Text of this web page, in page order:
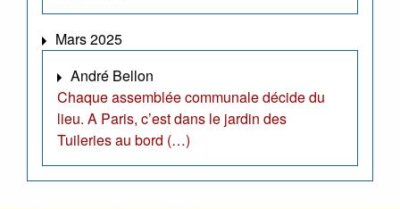
Mars 2025
André Bellon
Chaque assemblée communale décide du
lieu. A Paris, c’est dans le jardin des
Tuileries au bord (…)